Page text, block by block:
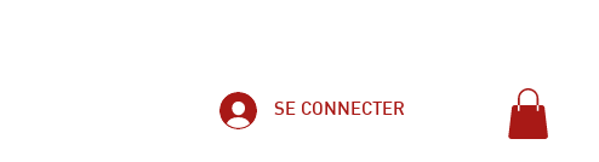
SE CONNECTER